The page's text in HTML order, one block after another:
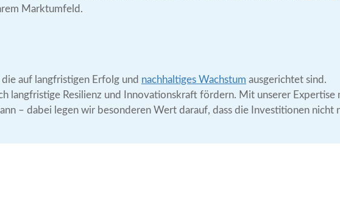
Marktumfeld.
auf langfristigen Erfolg und nachhaltiges Wachstum ausgerichtet sind.
langfristige Resilienz und Innovationskraft fördern. Mit unserer Expertise
– dabei legen wir besonderen Wert darauf, dass die Investitionen nicht